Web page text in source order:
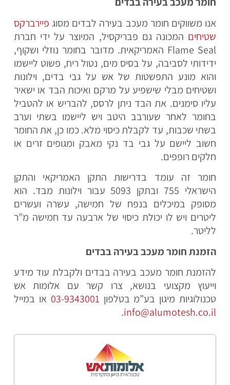
אנו משווקים חומר מעכב בעירה לבדים מסוג פיירברקס
שטיחים המכונה גם פבריקסיל, המיוצר על ידי חברת
Flame Seal האמריקאית. מדובר בחומר נוזלי ושקוף,
ידידותי לסביבה, על בסיס מים, נטול ריח, פשוט ליישמו
והוא מונע התפשטות של אש על גבי בדים, וילונות
ושטיחים מבלי שישפיע על מרקם ואיכות הבד או ישאיר
עליו סימנים. את הבד ניתן לרסס, להבריש או להטביל
בחומר לאחר שעורבב היטב ויש ליישמו בשתי וערב
בשתי שכבות, עד לקבלת כיסוי מלא. כמו כן, את החומר
חשוב ליישם על גבי בד נקי מאבק ומגופים זרים או
חלקים רופפים.
חומר זה עומד בדרישות התקן האמריקאי והתקן
הישראלי 755 ובתקן 5093 עבור וילונות מבד. הוא
מסופק במיכלים בנפח של חמישה, עשרה ועשרים
ליטרים ויש לו יכולת כיסוי של ארבעה עד חמישה מ”ר
לליטר.
הזמנת חומר מעכב בעירה בבדים
להזמנת חומר מעכב בעירה בבדים ולקבלת עוד מידע
וייעוץ מקצועי בנושא, צרו קשר עם אלומות אש
טכנולוגיות מיגון בע”מ בטלפון 03-9343001 או במייל
info@alumotesh.co.il
.